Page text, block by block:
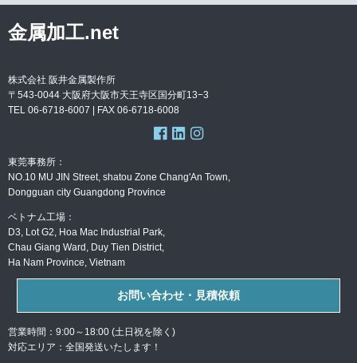
金属加工.net
株式会社 阪井金属製作所
〒543-0044 大阪府大阪市天王寺区国分町13−3
TEL 06-6718-6007 | FAX 06-6718-6008
東莞事務所：
NO.10 MU JIN Street, shatou Zone Chang'An Town,
Dongguan city Guangdong Province
ベトナム工場：
D3, Lot G2, Hoa Mac Industrial Park,
Chau Giang Ward, Duy Tien District,
Ha Nam Province, Vietnam
お問い合わせ・見積依頼
営業時間：9:00～18:00 (土日祝を除く)
対応エリア：全国発送いたします！